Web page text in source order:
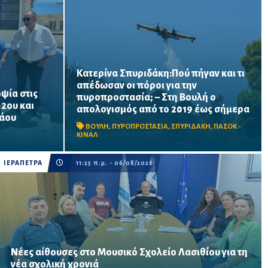
στις
και
να
σχολική
Κατερίνα Σπυριδάκη:Πού πήγαν και τι
απέδωσαν οι πόροι για την
πυροπροστασία; – Στη Βουλή ο
απολογισμός από το 2019 έως σήμερα
ΒΟΥΛΗ, ΠΥΡΟΠΡΟΣΤΑΣΙΑ, ΣΠΥΡΙΔΑΚΗ, ΠΑΣΟΚ -
ΚΙΝΑΛ
Το ΠΑΣΟΚ ζητά πλήρη απολογισμό των
χρηματοδοτήσεων από το 2019, στοιχεία
για τα προγράμματα «ΑΙΓΙΣ» και AntiNero,
καθώς και απαντήσεις για προσωπικό,
ΙΕΡΑΠΕΤΡΑ 11:25 π.μ. - 06/08/2026
Νέες αίθουσες στο Μουσικό Σχολείο Λασιθίου για τη
νέα σχολική χρονιά
Συνάντηση του Δημάρχου Ιεράπετρας με τον Σύλλογο